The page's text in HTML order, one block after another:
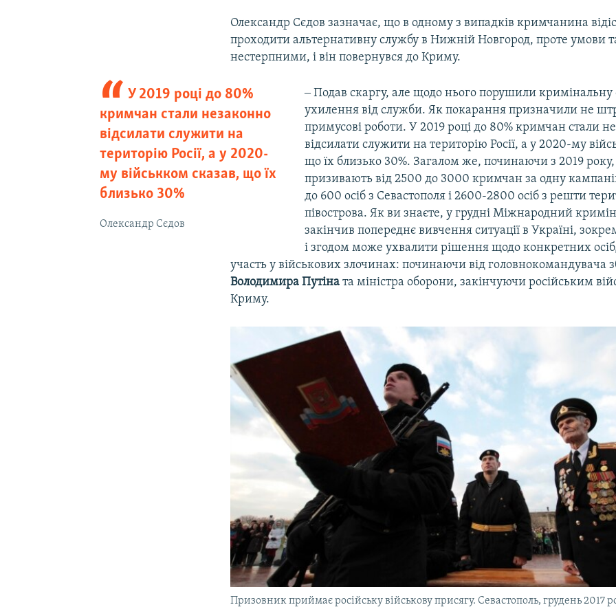
Олександр Сєдов зазначає, що в одному з випадків кримчанина
проходити альтернативну службу в Нижній Новгород, проте умови
нестерпними, і він повернувся до Криму.
У 2019 році до 80%
кримчан стали незаконно
відсилати служити на
територію Росії, а у 2020-
му військком сказав, що їх
близько 30%
Олександр Сєдов
‒ Подав скаргу, але щодо нього порушили кримінальну
ухилення від служби. Як покарання призначили не
примусові роботи. У 2019 році до 80% кримчан стали
відсилати служити на територію Росії, а у 2020-му
що їх близько 30%. Загалом же, починаючи з 2019 року,
призивають від 2500 до 3000 кримчан за одну
до 600 осіб з Севастополя і 2600-2800 осіб з решти
півострова. Як ви знаєте, у грудні Міжнародний
закінчив попереднє вивчення ситуації в Україні,
і згодом може ухвалити рішення щодо конкретних
участь у військових злочинах: починаючи від головнокомандувача
Володимира Путіна та міністра оборони, закінчуючи російським
Криму.
Призовник приймає російську військову присягу. Севастополь, грудень 2017